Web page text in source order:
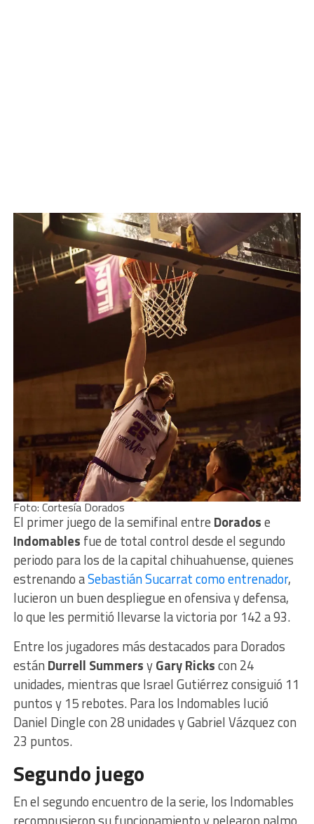
Foto: Cortesía Dorados
El primer juego de la semifinal entre Doradose
Indomables fue de total control desde el segundo
periodo para los de la capital chihuahuense, quienes
estrenando aSebastián Sucarrat como entrenador,
lucieron un buen despliegue en ofensiva y defensa,
lo que les permitió llevarse la victoria por 142 a 93.
Entre los jugadores más destacados para Dorados
están Durrell SummersyGary Rickscon 24
unidades, mientras que Israel Gutiérrez consiguió 11
puntos y 15 rebotes. Para los Indomables lució
Daniel Dingle con 28 unidades y Gabriel Vázquez con
23 puntos.
Segundo juego
En el segundo encuentro de la serie, los Indomables